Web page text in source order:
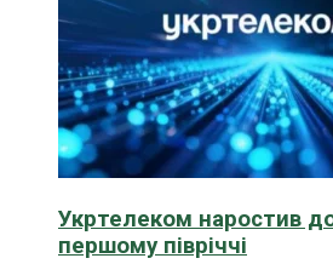
Укртелеком наростив
першому півріччі